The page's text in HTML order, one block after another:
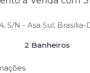
S/N - Asa Sul, Brasília-
2 Banheiros